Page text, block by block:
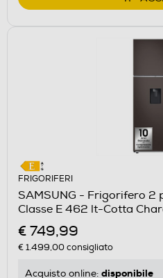
FRIGORIFERI
SAMSUNG - Frigorifero 2
Classe E 462 lt-Cotta
€ 749,99
€ 1.499,00consigliato
Acquisto online: disponibile